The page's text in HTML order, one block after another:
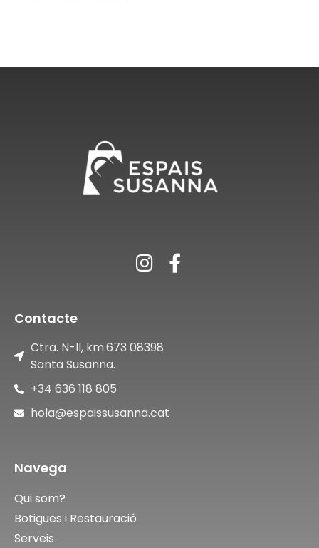
Contacte
Ctra. N-II, km.673 08398
Santa Susanna.
+34 636 118 805
hola@espaissusanna.cat
Navega
Qui som?
Botigues i Restauració
Serveis